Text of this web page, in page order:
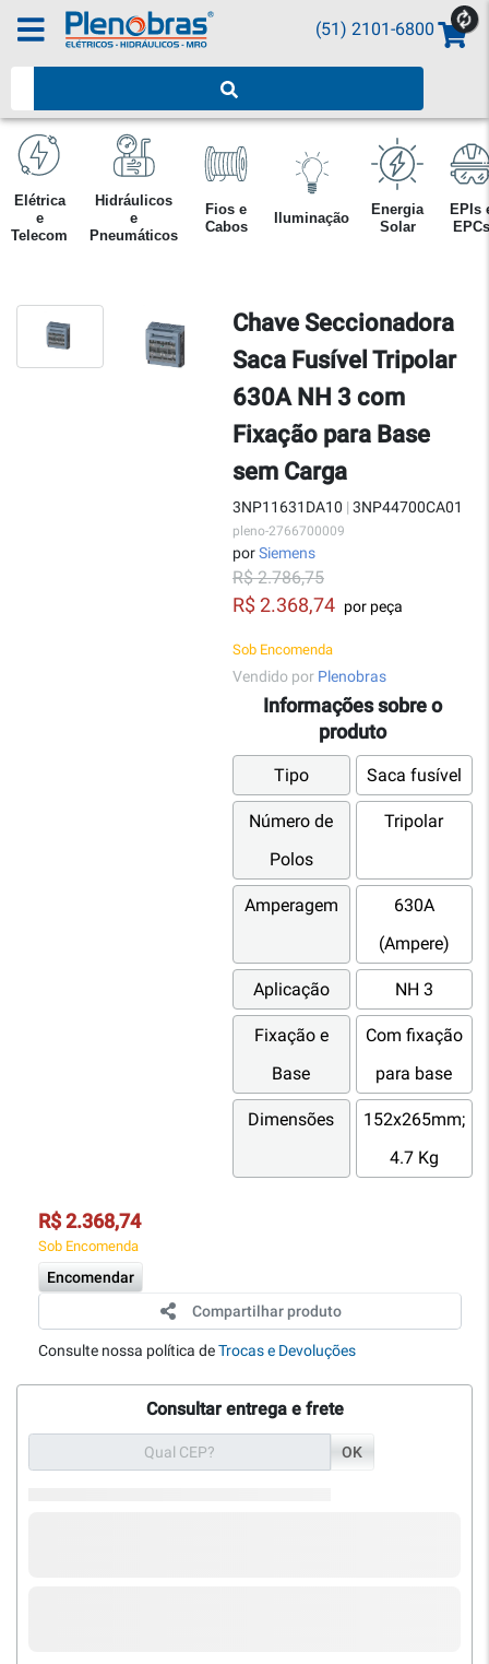
(51) 2101-6800
Elétrica
e
Telecom
Hidráulicos
e
Pneumáticos
Fios e
Cabos
Iluminação
Energia
Solar
EPIs
EPCs
Chave Seccionadora
Saca Fusível Tripolar
630A NH 3 com
Fixação para Base
sem Carga
3NP11631DA10 | 3NP44700CA01
pleno-2766700009
porSiemens
R$ 2.786,75
R$ 2.368,74 por peça
Sob Encomenda
Vendido por Plenobras
Informações sobre o
produto
Tipo Saca fusível
Número de
Polos
Tripolar
Amperagem
630A
(Ampere)
Aplicação NH 3
Fixação e
Base
Com fixação
para base
Dimensões
152x265mm;
4.7 Kg
R$ 2.368,74
Sob Encomenda
Encomendar
Compartilhar produto
Consulte nossa política deTrocas e Devoluções
Consultar entrega e frete
OK